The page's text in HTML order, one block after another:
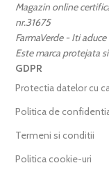
Magazin online
nr.31675
FarmaVerde - Iti
Este marca protejata
GDPR
Protectia datelor cu
Politica de
Termeni si conditii
Politica cookie-uri